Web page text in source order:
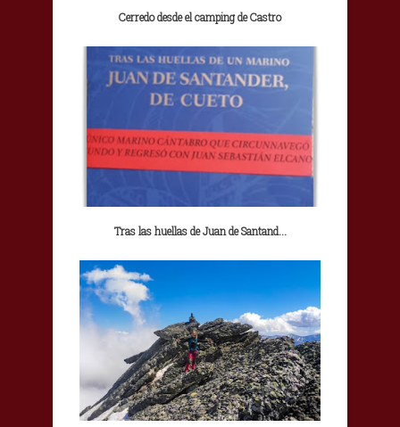
Cerredo desde el camping de Castro
Tras las huellas de Juan de Santand...